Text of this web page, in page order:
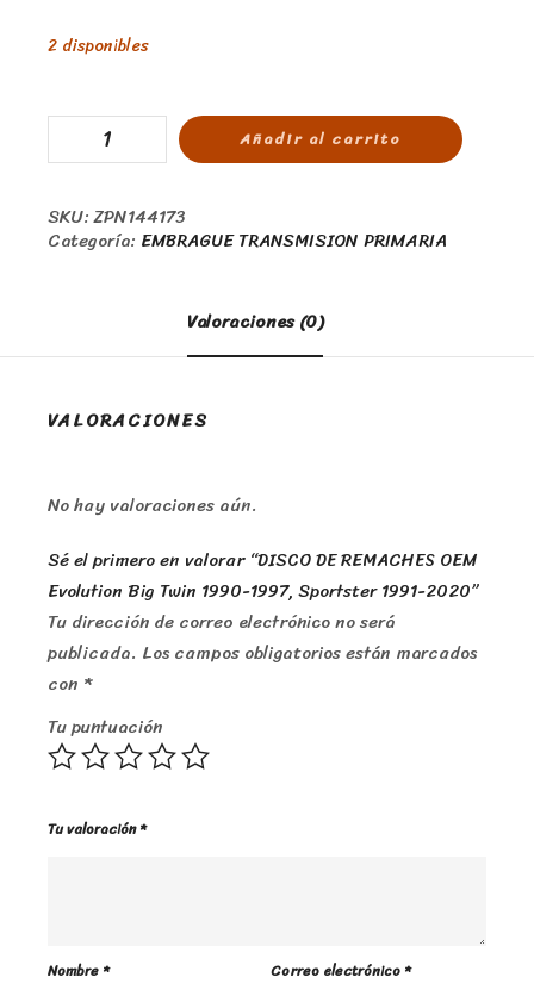
2 disponibles
Añadir al carrito
SKU:ZPN144173
Categoría: EMBRAGUE TRANSMISION PRIMARIA
Valoraciones (0)
VALORACIONES
No hay valoraciones aún.
Sé el primero en valorar “DISCO DE REMACHES OEM
Evolution Big Twin 1990-1997, Sportster 1991-2020”
Tu dirección de correo electrónico no será
publicada. Los campos obligatorios están marcados
con *
Tu puntuación
Tu valoración*
Nombre* Correo electrónico*